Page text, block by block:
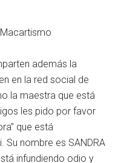
además la
en la red social de
la maestra que está
les pido por favor
que está
Su nombre es SANDRA
infundiendo odio y